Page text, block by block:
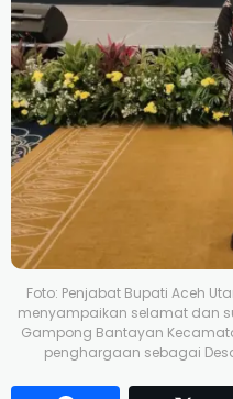
Foto: Penjabat Bupati Aceh
menyampaikan selamat dan
Gampong Bantayan
penghargaan sebagai